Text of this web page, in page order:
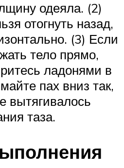
одеяла. (2)
отогнуть назад,
(3) Если
тело прямо,
ладонями в
пах вниз так,
вытягивалось
таза.